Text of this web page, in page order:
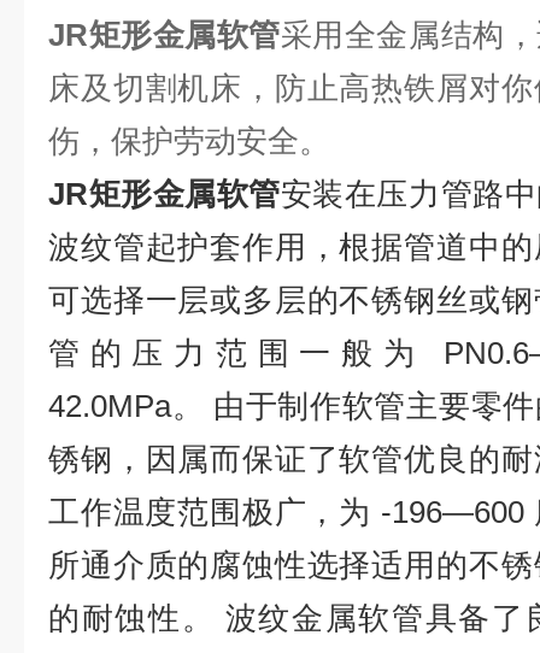
JR矩形金属软管采用全金属结构
床及切割机床，防止高热铁屑对
伤，保护劳动安全。
JR矩形金属软管安装在压力管路
波纹管起护套作用，根据管道中
可选择一层或多层的不锈钢丝或
管的压力范围一般为
42.0MPa。 由于制作软管主要零
锈钢，因属而保证了软管优良的
工作温度范围极广，为 -196―600
所通介质的腐蚀性选择适用的不
的耐蚀性。 波纹金属软管具备了